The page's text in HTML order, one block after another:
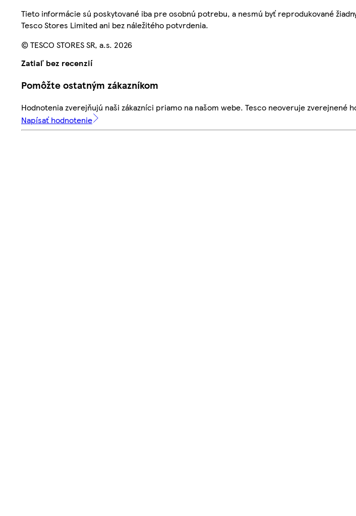
Tieto informácie sú poskytované iba pre osobnú potrebu, a nesmú byť reprodukované
Tesco Stores Limited ani bez náležitého potvrdenia.
© TESCO STORES SR, a.s. 2026
Zatiaľ bez recenzií
Pomôžte ostatným zákazníkom
Hodnotenia zverejňujú naši zákazníci priamo na našom webe. Tesco neoveruje zverejnené
Napísať hodnotenie